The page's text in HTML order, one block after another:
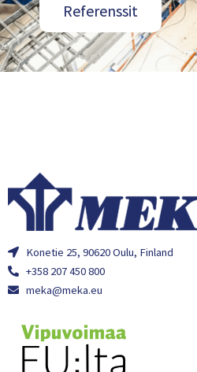
Referenssit
Konetie 25, 90620 Oulu, Finland
+358 207 450 800
meka@meka.eu